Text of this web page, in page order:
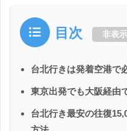
目次 非表示
台北行きは発着空港で
東京出発でも大阪経由
台北行き最安の往復